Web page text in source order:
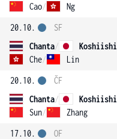
Cao/ Ng
20.10.
Chanta/
Koshiishi
Che/ Lin
SF
20.10.
Chanta/
Koshiishi
Sun/ Zhang
ČF
17.10.
OF